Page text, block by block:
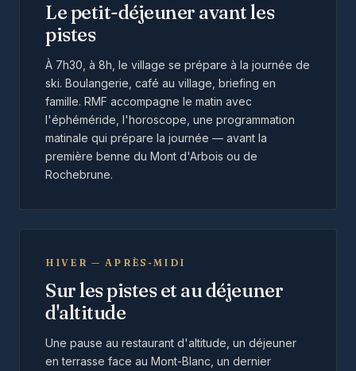
Le petit-déjeuner avant les
pistes
À 7h30, à 8h, le village se prépare à la journée de
ski. Boulangerie, café au village, briefing en
famille. RMF accompagne le matin avec
l'éphéméride, l'horoscope, une programmation
matinale qui prépare la journée — avant la
première benne du Mont d'Arbois ou de
Rochebrune.
HIVER — APRÈS-MIDI
Sur les pistes et au déjeuner
d'altitude
Une pause au restaurant d'altitude, un déjeuner
en terrasse face au Mont-Blanc, un dernier